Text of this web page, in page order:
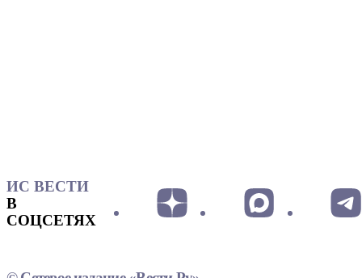
ИС ВЕСТИ
В
СОЦСЕТЯХ